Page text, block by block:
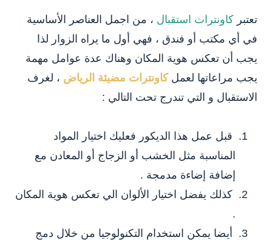
تعتبر كاونترات استقبال ، من اجمل العناصر الأساسية
في أي مكتب أو فندق ، فهي أول ما يراه الزوار لذا
يجب أن تعكس هوية المكان وهناك عدة عوامل مهمة
يجب مراعاتها لعملكاونترات مضيئة الرياض ، لغرف
الاستقبال و التي تندرج تحت التالي :
قبل عمل هذا الديكور فعليك اختيار المواد
المناسبة مثل الخشب أو الزجاج أو المعادن مع
إضافة إضاءة مدمجة .
كذلك يفضل اختيار الألوان الي تعكس هوية المكان
.
أيضا يمكن استخدام التكنولوجيا من خلال دمج